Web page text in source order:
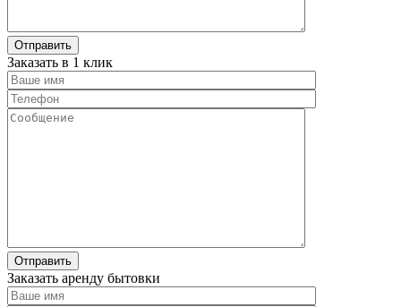
Заказать в 1 клик
Заказать аренду бытовки